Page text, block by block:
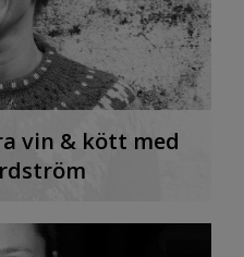
vin & kött med